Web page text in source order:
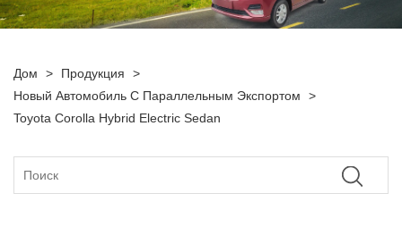
Дом > Продукция
>
Новый Автомобиль С Параллельным Экспортом
>
Toyota Corolla Hybrid Electric Sedan